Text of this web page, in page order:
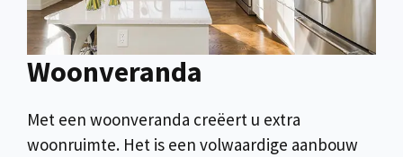
Woonveranda
Met een woonveranda creëert u extra
woonruimte. Het is een volwaardige aanbouw